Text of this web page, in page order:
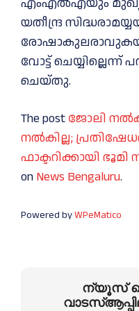
യതീന്ദ്ര
വോട്ട്
ചെയ്തു.
The post ജോലി
നൽകില്ല;
ഫാക്ടറിക്കായി
on News Bengaluru.
Powered byWPeMatico
ന്യൂസ്